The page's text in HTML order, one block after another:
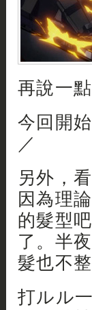
再說一
今回開
／
另外，
因為理
的髮型
了。半
髮也不
打ルル